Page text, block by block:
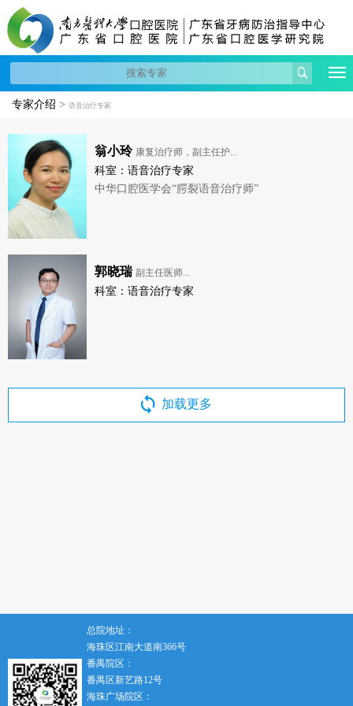
专家介绍 > 语音治疗专家
翁小玲 康复治疗师，副主任护...
科室：语音治疗专家
中华口腔医学会“腭裂语音治疗师”
郭晓瑞 副主任医师...
科室：语音治疗专家
加载更多
总院地址：
海珠区江南大道南366号
番禺院区：
番禺区新艺路12号
海珠广场院区：